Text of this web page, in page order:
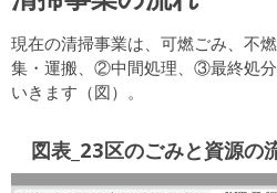
現在の清掃事業は、可燃ごみ、不
集・運搬、②中間処理、③最終処
いきます（図）。
図表_23区のごみと資源の